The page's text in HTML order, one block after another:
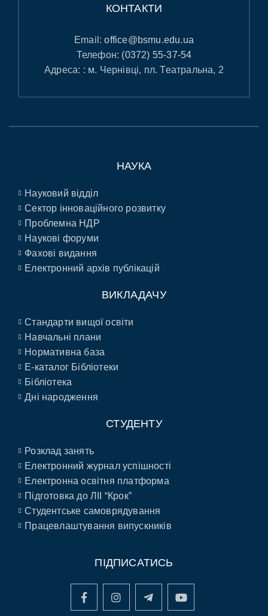
КОНТАКТИ
Email:office@bsmu.edu.ua
Телефон: (0372) 55-37-54
Адреса: : м. Чернівці, пл. Театральна, 2
НАУКА
Науковий відділ
Сектор інноваційного розвитку
Проблемна НДР
Наукові форуми
Фахові видання
Електронний архів публікацій
ВИКЛАДАЧУ
Стандарти вищої освіти
Навчальні плани
Нормативна база
E-каталог Бібліотеки
Бібліотека
Дні народження
СТУДЕНТУ
Розклад занять
Електронний журнал успішності
Електронна освітня платформа
Підготовка до ЛІІ “Крок”
Студентське самоврядування
Працевлаштування випускників
ПІДПИСАТИСЬ